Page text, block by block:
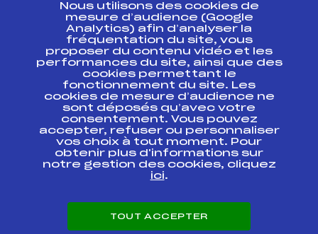
Ressources
Pass’Neige
Projet sportif fédéral
Projet de performance fédéral
Antidopage
Pôle Développement, Formation, Suivi
Scientifique
Listes ministérielles
Pôle vie de l’athlète
Enseignement professionnel
Carrières
Nous utilisons des cookies de
mesure d’audience (Google
Analytics) afin d’analyser la
fréquentation du site, vous
proposer du contenu vidéo et les
performances du site, ainsi que des
cookies permettant le
fonctionnement du site. Les
cookies de mesure d’audience ne
sont déposés qu’avec votre
consentement. Vous pouvez
accepter, refuser ou personnaliser
vos choix à tout moment. Pour
obtenir plus d'informations sur
notre gestion des cookies, cliquez
ici.
TOUT ACCEPTER